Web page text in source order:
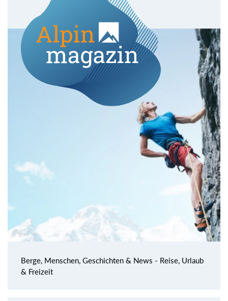
Berge, Menschen, Geschichten & News - Reise, Urlaub
& Freizeit